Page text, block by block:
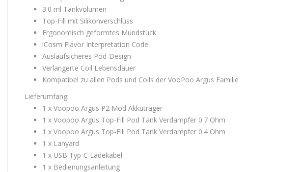
3.0 ml Tankvolumen
Top-Fill mit Silikonverschluss
Ergonomisch geformtes Mundstück
iCosm Flavor Interpretation Code
Auslaufsicheres Pod-Design
Verlängerte Coil Lebensdauer
Kompatibel zu allen Pods und Coils der VooPoo Argus Familie
Lieferumfang:
1 x Voopoo Argus P2 Mod Akkuträger
1 x Voopoo Argus Top-Fill Pod Tank Verdampfer 0.7 Ohm
1 x Voopoo Argus Top-Fill Pod Tank Verdampfer 0.4 Ohm
1 x Lanyard
1 x USB Typ-C Ladekabel
1 x Bedienungsanleitung